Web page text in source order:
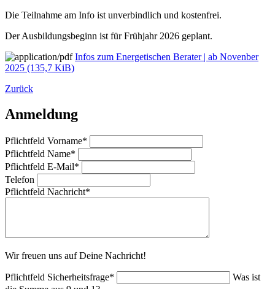
Die Teilnahme am Info ist unverbindlich und kostenfrei.
Der Ausbildungsbeginn ist für Frühjahr 2026 geplant.
Infos zum Energetischen Berater | ab Novenber
2025 (135,7 KiB)
Zurück
Anmeldung
Pflichtfeld Vorname*
Pflichtfeld Name*
Pflichtfeld E-Mail*
Telefon
Pflichtfeld Nachricht*
Wir freuen uns auf Deine Nachricht!
Pflichtfeld Sicherheitsfrage*
Was ist